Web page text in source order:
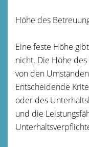
Höhe des
Eine feste Höhe
nicht. Die Höhe
von den
Entscheidende
oder des
und die